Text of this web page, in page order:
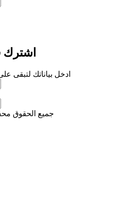
اشترك
ادخل بياناتك لتبقى
جميع الحقوق